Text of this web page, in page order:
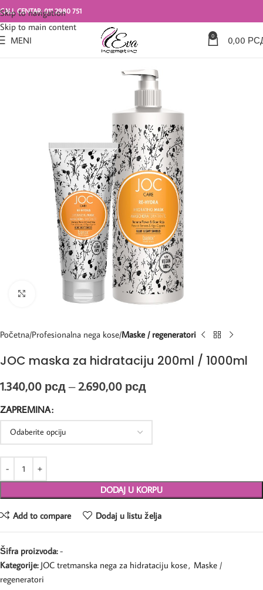
Skip to navigation
Skip to main content
CALL CENTAR: 011 2980 751
MENI 0 0,00
Kliknite za uvećanje
Početna Profesionalna nega kose Maske / regeneratori
JOC maska za hidrataciju 200ml / 1000ml
1.340,00 рсд – 2.690,00 рсд
ZAPREMINA
DODAJ U KORPU
Add to compare Dodaj u listu želja
Šifra proizvoda:-
Kategorije: JOC tretmanska nega za hidrataciju kose, Maske /
regeneratori